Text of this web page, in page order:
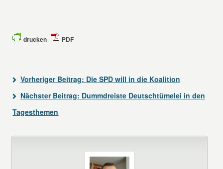
drucken PDF
Vorheriger Beitrag: Die SPD will in die Koalition
Nächster Beitrag: Dummdreiste Deutschtümelei in den
Tagesthemen